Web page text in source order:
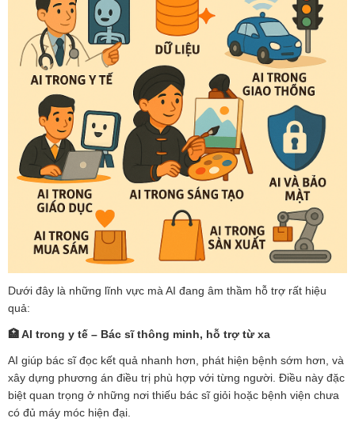
Dưới đây là những lĩnh vực mà AI đang âm thầm hỗ trợ rất hiệu
quả:
🏥AI trong y tế – Bác sĩ thông minh, hỗ trợ từ xa
AI giúp bác sĩ đọc kết quả nhanh hơn, phát hiện bệnh sớm hơn, và
xây dựng phương án điều trị phù hợp với từng người. Điều này đặc
biệt quan trọng ở những nơi thiếu bác sĩ giỏi hoặc bệnh viện chưa
có đủ máy móc hiện đại.